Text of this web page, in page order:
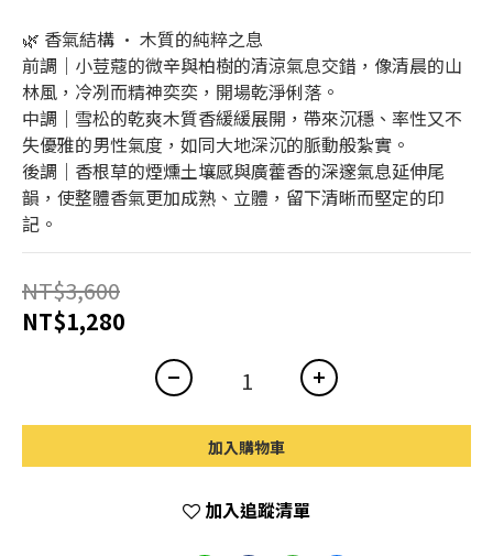
🌿 香氣結構 · 木質的純粹之息
前調｜小荳蔻的微辛與柏樹的清涼氣息交錯，像清晨的山
林風，冷冽而精神奕奕，開場乾淨俐落。
中調｜雪松的乾爽木質香緩緩展開，帶來沉穩、率性又不
失優雅的男性氣度，如同大地深沉的脈動般紮實。
後調｜香根草的煙燻土壤感與廣藿香的深邃氣息延伸尾
韻，使整體香氣更加成熟、立體，留下清晰而堅定的印
記。
NT$3,600
NT$1,280
加入購物車
加入追蹤清單